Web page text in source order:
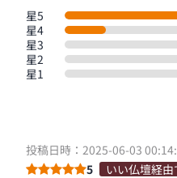
星5
星4
星3
星2
星1
投稿日時：2025-06-03
5
いい仏壇経由